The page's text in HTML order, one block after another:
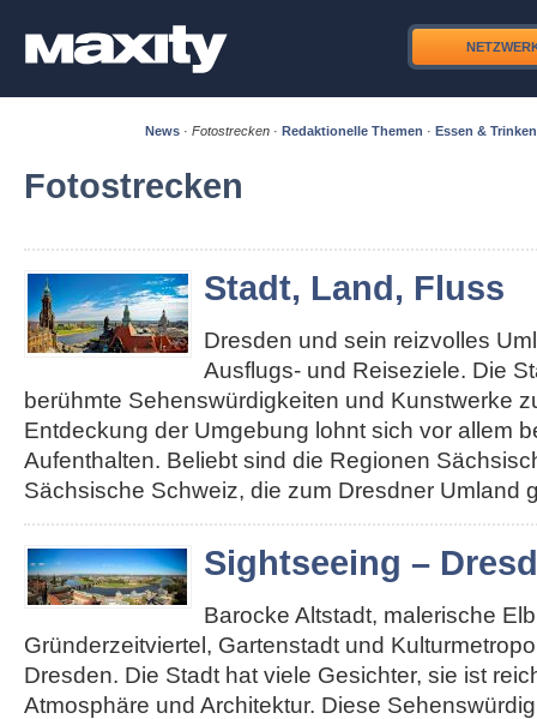
News· Fotostrecken· Redaktionelle Themen · Essen & Trinken
Fotostrecken
Stadt, Land, Fluss
Dresden und sein reizvolles
Ausflugs- und Reiseziele. Die
berühmte Sehenswürdigkeiten und Kunstwerke
Entdeckung der Umgebung lohnt sich vor allem
Aufenthalten. Beliebt sind die Regionen
Sächsische Schweiz, die zum Dresdner Umland
Sightseeing –
Barocke Altstadt, malerische
Gründerzeitviertel, Gartenstadt und
Dresden. Die Stadt hat viele Gesichter, sie ist
Atmosphäre und Architektur. Diese